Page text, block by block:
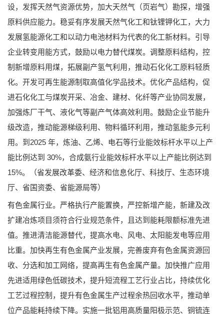
设，发挥天然气资源优势，加大天然气（页岩气）勘探，增强
原料供应能力。稳妥有序发展天然气化工和钛锂钾化工，大力
发展氢能源化工和以动力电池材料为代表的化工新材料。引导
企业转变用能方式，鼓励以电力替代煤炭。调整原料结构，控
制新增原料用煤，拓展副产氢气利用，推动石化化工原料轻质
化。开发可再生能源制取高值化学品技术。优化产品结构，促
进石化化工与煤炭开采、冶金、建材、化纤等产业协同发展，
加强炼厂干气、液化气等副产气体高效利用。鼓励企业节能升
级改造，推动能源梯级利用、物料循环利用，推动氢能多元利
用。到2025 年，炼油、乙烯、电石等行业能效标杆水平以上产
能比例达到 30%，合成氨行业能效标杆水平以上产能比例达到
15%。（省发展改革委、经济和信息化厅、科技厅、生态环境
厅、省国资委、省能源局等）
有色金属行业。严格执行产能置换，严控新增产能，新建及改
扩建冶炼项目须符合行业规范条件，且达到能耗限额标准先进
值。推进清洁能源替代，提高水电、风电、太阳能发电等应用
比重。加快再生有色金属产业发展，完善废弃有色金属资源回
收、分选和加工网络，提高再生有色金属产量。加快推广应用
先进适用绿色低碳技术，提升短流程工艺行业占比，持续优化
工艺过程控制，提升有色金属生产过程余热回收水平，推动单
位产品能耗持续下降。实施一批铝用高质量阳极示范、铜锍连